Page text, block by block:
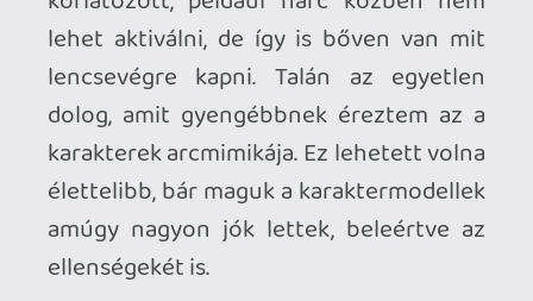
vannak QTE-k, de szerencsére ritkák és
nem kell hozzájuk jó reakcióidő. A
játékmenetet feldobja még néhány
puzzle és lopakodós rész, illetve vannak
egyéb tennivalók is a játék világában,
például egy gyűjtögetős kártyajáték,
platformer kihívások, valamint lehet
főzni is, amivel javíthatjuk csapatunk
harci képességeit. Megjegyzem, a grafika
itt is hozza a formáját, az ételek ugyanis